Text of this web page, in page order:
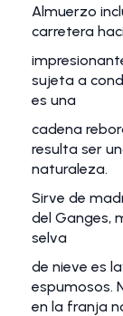
Almuerzo
carretera
sujeta a
es una
cadena
resulta ser
naturaleza.
Sirve de
del Ganges,
selva
de nieve es
espumosos.
en la franja